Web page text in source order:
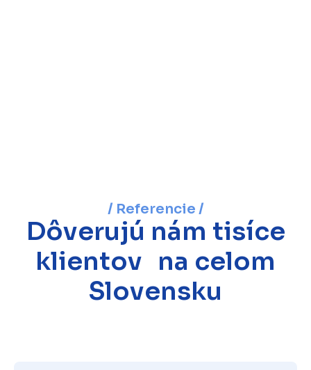
/ Referencie /
Dôverujú nám tisíce
klientov na celom
Slovensku